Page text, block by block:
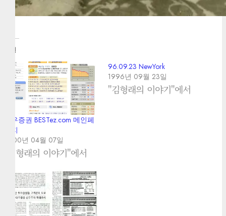
관련
대우증권 BESTez.com 메인페
이지
2000년 04월 07일
"김형래의 이야기"에서
96.09.23 NewYork
1996년 09월 23일
"김형래의 이야기"에서